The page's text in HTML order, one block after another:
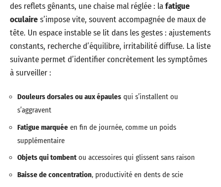
des reflets gênants, une chaise mal réglée : lafatigue
oculaires’impose vite, souvent accompagnée de maux de
tête. Un espace instable se lit dans les gestes : ajustements
constants, recherche d’équilibre, irritabilité diffuse. La liste
suivante permet d’identifier concrètement les symptômes
à surveiller :
Douleurs dorsales ou aux épaules qui s’installent ou
s’aggravent
Fatigue marquée en fin de journée, comme un poids
supplémentaire
Objets qui tombentou accessoires qui glissent sans raison
Baisse de concentration, productivité en dents de scie